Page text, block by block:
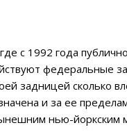
с 1992 года
федеральные
задницей сколько
и за ее
нью-йоркским